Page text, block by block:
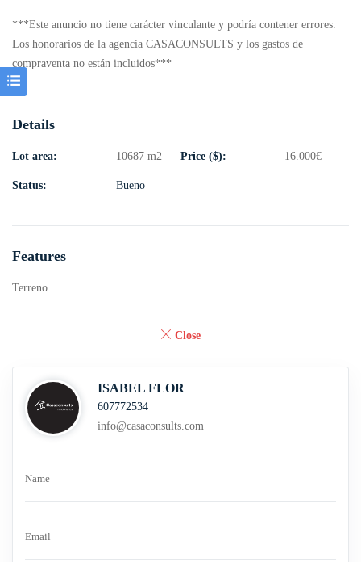
***Este anuncio no tiene carácter vinculante y podría contener errores.
Los honorarios de la agencia CASACONSULTS y los gastos de
compraventa no están incluidos***
Details
Lot area: 10687 m2 Price ($): 16.000€
Status: Bueno
Features
Terreno
Close
ISABEL FLOR
607772534
info@casaconsults.com
Name
Email